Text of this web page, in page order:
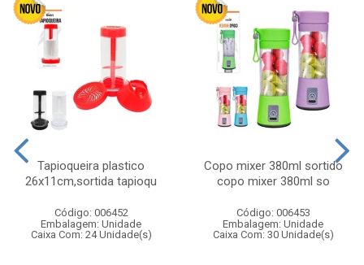
Tapioqueira plastico
26x11cm,sortida tapioqu
Código: 006452
Embalagem: Unidade
Caixa Com: 24 Unidade(s)
Copo mixer 380ml sortido
copo mixer 380ml so
Código: 006453
Embalagem: Unidade
Caixa Com: 30 Unidade(s)